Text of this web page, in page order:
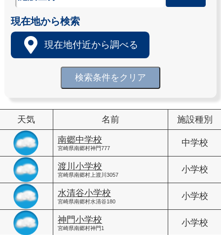
現在地から検索
現在地付近から調べる
検索条件をクリア
天気 名前 施設種別
南郷中学校
宮崎県南郷村神門777
中学校
渡川小学校
宮崎県南郷村上渡川3057
小学校
水清谷小学校
宮崎県南郷村水清谷180
小学校
神門小学校
宮崎県南郷村神門1
小学校